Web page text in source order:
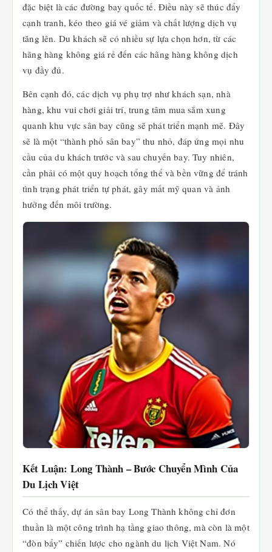
đặc biệt là các đường bay quốc tế. Điều này sẽ thúc đẩy
cạnh tranh, kéo theo giá vé giảm và chất lượng dịch vụ
tăng lên. Du khách sẽ có nhiều sự lựa chọn hơn, từ các
hãng hàng không giá rẻ đến các hãng hàng không dịch
vụ đầy đủ.
Bên cạnh đó, các dịch vụ phụ trợ như khách sạn, nhà
hàng, khu vui chơi giải trí, trung tâm mua sắm xung
quanh khu vực sân bay cũng sẽ phát triển mạnh mẽ. Đây
sẽ là một “thành phố sân bay” thu nhỏ, đáp ứng mọi nhu
cầu của du khách trước và sau chuyến bay. Tuy nhiên,
cần phải có một quy hoạch tổng thể và bền vững để tránh
tình trạng phát triển tự phát, gây mất mỹ quan và ảnh
hưởng đến môi trường.
Kết Luận: Long Thành – Bước Chuyển Mình Của
Du Lịch Việt
Có thể thấy, dự án sân bay Long Thành không chỉ đơn
thuần là một công trình hạ tầng giao thông, mà còn là một
“đòn bẩy” chiến lược cho ngành du lịch Việt Nam. Nó